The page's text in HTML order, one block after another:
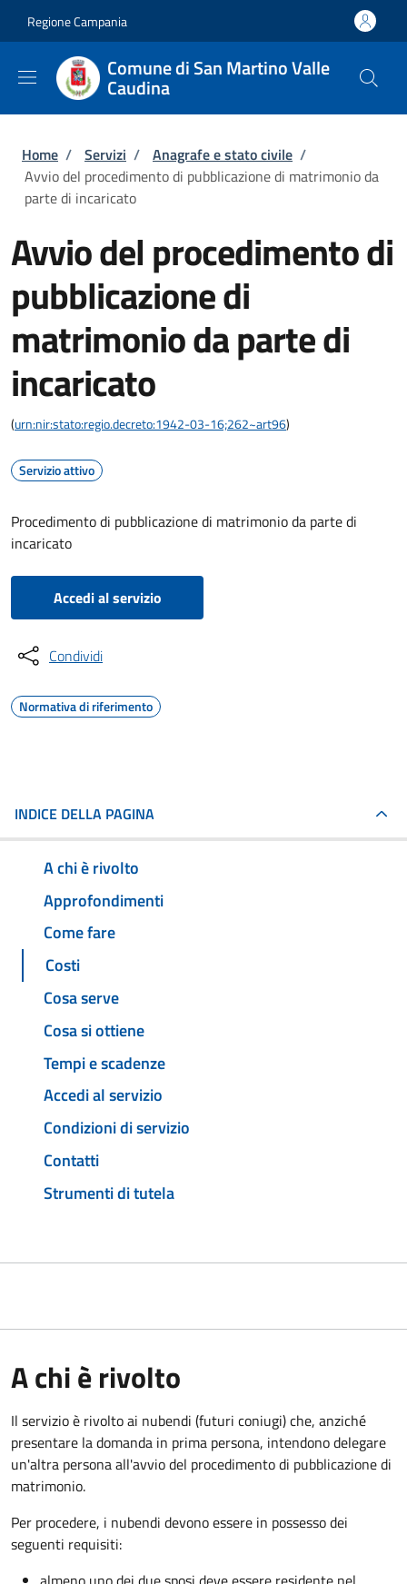
Regione Campania
Comune di San Martino Valle
Caudina
Briciole di pane
Home / Servizi / Anagrafe e stato civile /
Avvio del procedimento di pubblicazione di matrimonio da
parte di incaricato
Avvio del procedimento di
pubblicazione di
matrimonio da parte di
incaricato
(urn:nir:stato:regio.decreto:1942-03-16;262~art96)
Servizio attivo
Procedimento di pubblicazione di matrimonio da parte di
incaricato
Accedi al servizio
Condividi
Normativa di riferimento
INDICE DELLA PAGINA
A chi è rivolto
Approfondimenti
Come fare
Costi
Cosa serve
Cosa si ottiene
Tempi e scadenze
Accedi al servizio
Condizioni di servizio
Contatti
Strumenti di tutela
A chi è rivolto
Il servizio è rivolto ai nubendi (futuri coniugi) che, anziché
presentare la domanda in prima persona, intendono delegare
un'altra persona all'avvio del procedimento di pubblicazione di
matrimonio.
Per procedere, i nubendi devono essere in possesso dei
seguenti requisiti: